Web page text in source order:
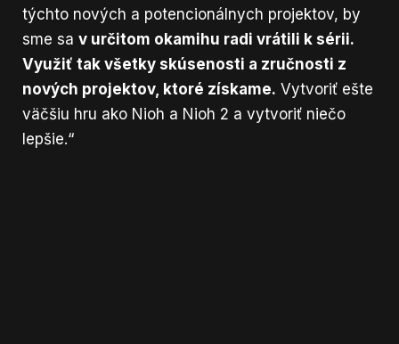
týchto nových a potencionálnych projektov, by
sme sa v určitom okamihu radi vrátili k sérii.
Využiť tak všetky skúsenosti a zručnosti z
nových projektov, ktoré získame. Vytvoriť ešte
väčšiu hru ako Nioh a Nioh 2 a vytvoriť niečo
lepšie.“